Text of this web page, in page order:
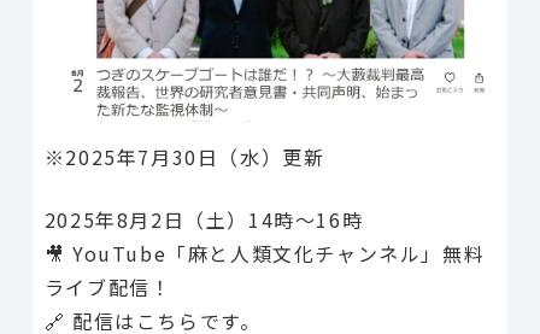
※2025年7月30日（水）更新
2025年8月2日（土）14時〜16時
🎥 YouTube「麻と人類文化チャンネル」無料
ライブ配信！
🔗 配信はこちらです。